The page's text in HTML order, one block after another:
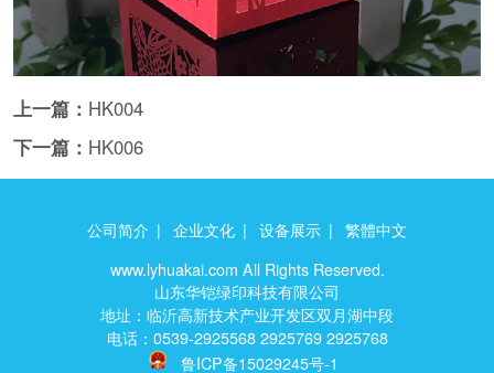
上一篇： HK004
下一篇： HK006
公司简介 | 企业文化 | 设备展示 |
繁體中文
www.lyhuakai.com All Rights Reserved.
山东华铠绿印科技有限公司
地址：临沂高新技术产业开发区双月湖中段
电话：0539-2925568 2925769 2925768
鲁ICP备15029245号-1